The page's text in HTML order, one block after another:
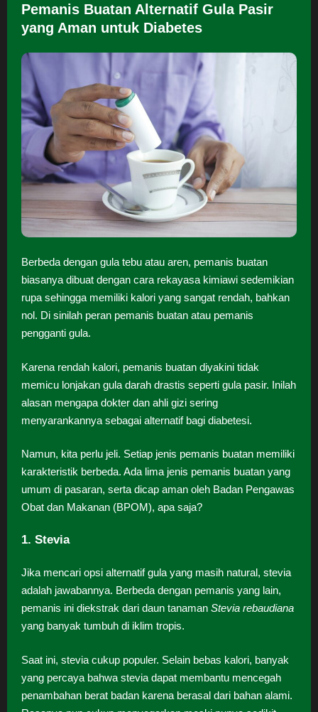
Pemanis Buatan Alternatif Gula Pasir
yang Aman untuk Diabetes
Berbeda dengan gula tebu atau aren, pemanis buatan
biasanya dibuat dengan cara rekayasa kimiawi sedemikian
rupa sehingga memiliki kalori yang sangat rendah, bahkan
nol. Di sinilah peran pemanis buatan atau pemanis
pengganti gula.
Karena rendah kalori, pemanis buatan diyakini tidak
memicu lonjakan gula darah drastis seperti gula pasir. Inilah
alasan mengapa dokter dan ahli gizi sering
menyarankannya sebagai alternatif bagi diabetesi.
Namun, kita perlu jeli. Setiap jenis pemanis buatan memiliki
karakteristik berbeda. Ada lima jenis pemanis buatan yang
umum di pasaran, serta dicap aman oleh Badan Pengawas
Obat dan Makanan (BPOM), apa saja?
1. Stevia
Jika mencari opsi alternatif gula yang masih natural, stevia
adalah jawabannya. Berbeda dengan pemanis yang lain,
pemanis ini diekstrak dari daun tanaman Stevia rebaudiana
yang banyak tumbuh di iklim tropis.
Saat ini, stevia cukup populer. Selain bebas kalori, banyak
yang percaya bahwa stevia dapat membantu mencegah
penambahan berat badan karena berasal dari bahan alami.